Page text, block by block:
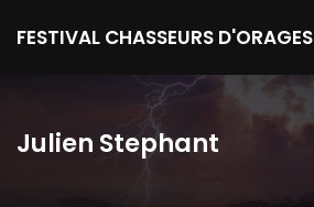
FESTIVAL CHASSEURS D'ORAGES
Julien Stephant